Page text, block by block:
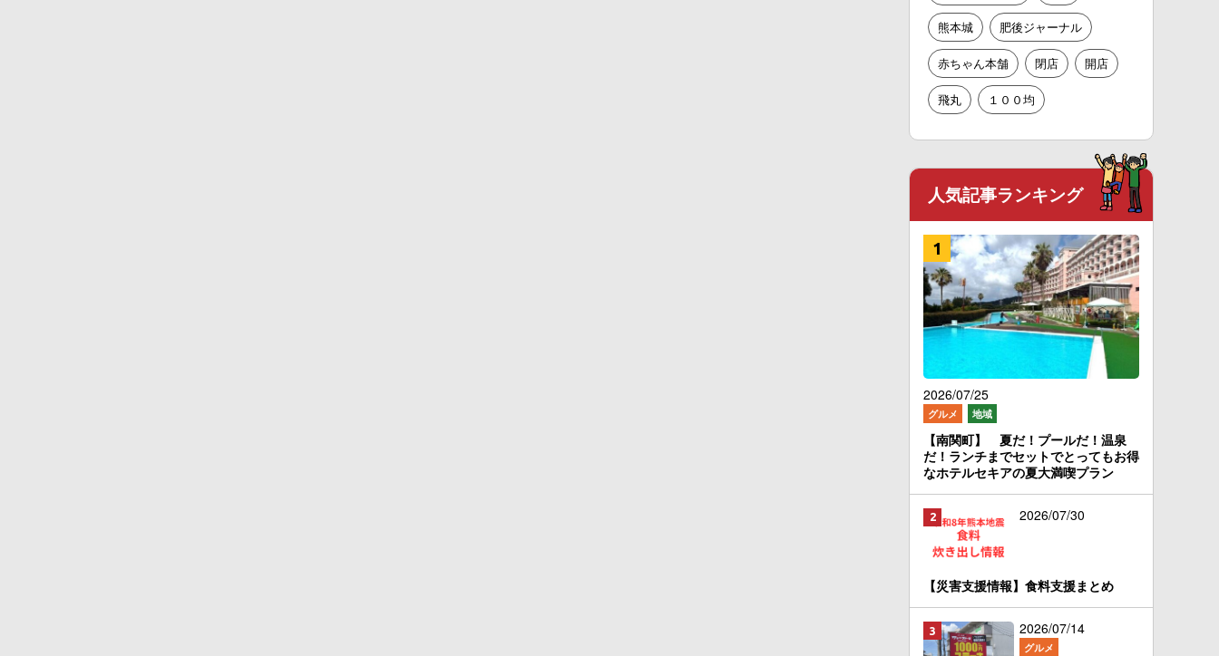
熊本城 肥後ジャーナル
赤ちゃん本舗 閉店 開店
飛丸 １００均
人気記事ランキング
2026/07/25
グルメ 地域
【南関町】 夏だ！プールだ！温泉
だ！ランチまでセットでとってもお得
なホテルセキアの夏大満喫プラン
2026/07/30
【災害支援情報】食料支援まとめ
2026/07/14
グルメ